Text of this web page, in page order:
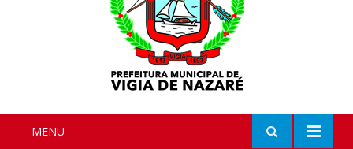
MENU